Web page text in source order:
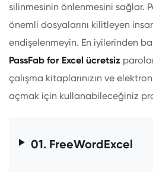
silinmesinin önlenmesini sağlar.
önemli dosyalarını kilitleyen
endişelenmeyin. En iyilerinden
PassFab for Excel ücretsiz
çalışma kitaplarınızın ve
açmak için kullanabileceğiniz
01. FreeWordExcel